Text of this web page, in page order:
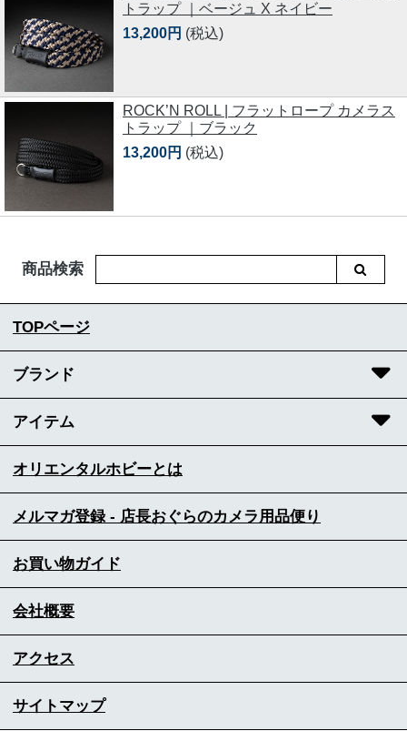
トラップ ｜ベージュ X ネイビー
13,200円 (税込)
ROCK’N ROLL | フラットロープ カメラス
トラップ ｜ブラック
13,200円 (税込)
商品検索
TOPページ
ブランド
アイテム
オリエンタルホビーとは
メルマガ登録 - 店長おぐらのカメラ用品便り
お買い物ガイド
会社概要
アクセス
サイトマップ